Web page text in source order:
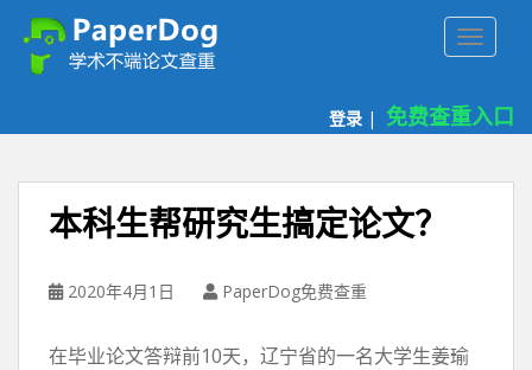
登录 | 免费查重入口
本科生帮研究生搞定论文？
2020年4月1日 PaperDog免费查重
在毕业论文答辩前10天，辽宁省的一名大学生姜瑜